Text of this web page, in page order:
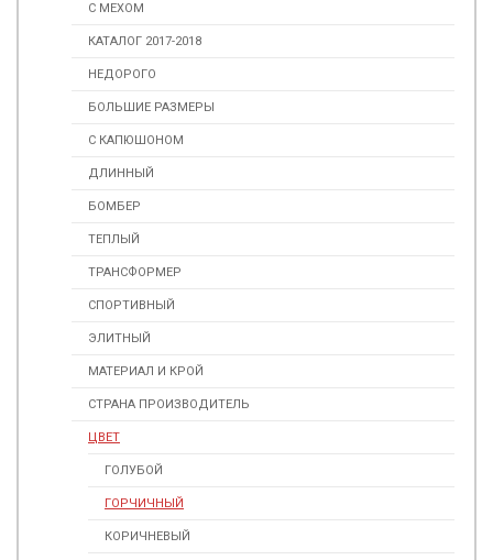
С МЕХОМ
КАТАЛОГ 2017-2018
НЕДОРОГО
БОЛЬШИЕ РАЗМЕРЫ
С КАПЮШОНОМ
ДЛИННЫЙ
БОМБЕР
ТЕПЛЫЙ
ТРАНСФОРМЕР
СПОРТИВНЫЙ
ЭЛИТНЫЙ
МАТЕРИАЛ И КРОЙ
СТРАНА ПРОИЗВОДИТЕЛЬ
ЦВЕТ
ГОЛУБОЙ
ГОРЧИЧНЫЙ
КОРИЧНЕВЫЙ